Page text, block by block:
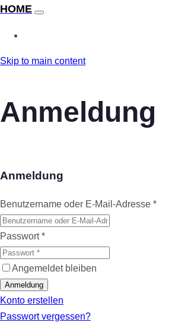
Skip to main content
Anmeldung
Anmeldung
Benutzername oder E-Mail-Adresse *
Passwort*
Angemeldet bleiben
Anmeldung
Konto erstellen
Passwort vergessen?